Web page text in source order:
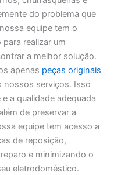
do problema que
equipe tem o
realizar um
a melhor solução.
apenas peças originais
nossos serviços. Isso
a qualidade adequada
de preservar a
equipe tem acesso a
de reposição,
e minimizando o
eletrodoméstico.